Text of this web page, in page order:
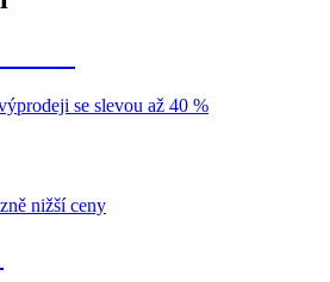
se slevou až 40 %
nižší ceny